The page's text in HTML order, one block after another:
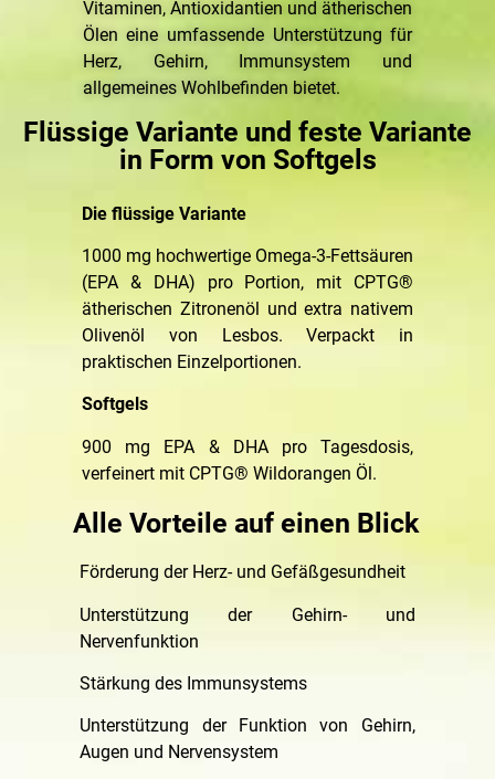
Vitaminen, Antioxidantien und ätherischen
Ölen eine umfassende Unterstützung für
Herz, Gehirn, Immunsystem und
allgemeines Wohlbefinden bietet.
Flüssige Variante und feste Variante
in Form von Softgels
Die flüssige Variante
1000 mg hochwertige Omega-3-Fettsäuren
(EPA & DHA) pro Portion, mit CPTG®
ätherischen Zitronenöl und extra nativem
Olivenöl von Lesbos. Verpackt in
praktischen Einzelportionen.
Softgels
900 mg EPA & DHA pro Tagesdosis,
verfeinert mit CPTG® Wildorangen Öl.
Alle Vorteile auf einen Blick
Förderung der Herz- und Gefäßgesundheit
Unterstützung der Gehirn- und
Nervenfunktion
Stärkung des Immunsystems
Unterstützung der Funktion von Gehirn,
Augen und Nervensystem